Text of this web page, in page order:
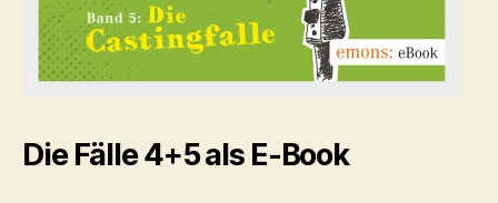
Die Fälle 4+5 als E-Book